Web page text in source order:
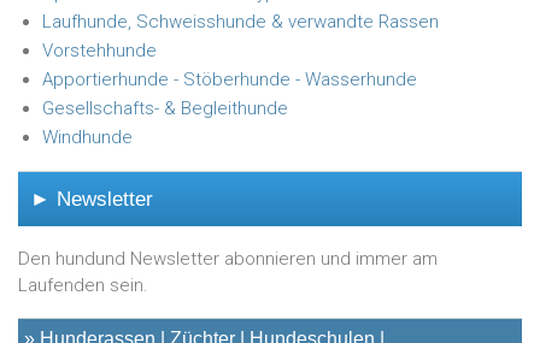
Laufhunde, Schweisshunde & verwandte Rassen
Vorstehhunde
Apportierhunde - Stöberhunde - Wasserhunde
Gesellschafts- & Begleithunde
Windhunde
► Newsletter
Den hundund Newsletter abonnieren und immer am
Laufenden sein.
» Hunderassen Züchter Hundeschulen